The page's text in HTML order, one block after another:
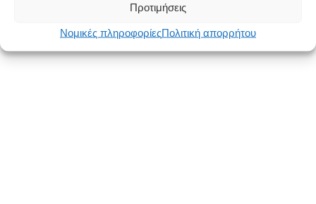
Προτιμήσεις
Νομικές πληροφορίεςΠολιτική απορρήτου